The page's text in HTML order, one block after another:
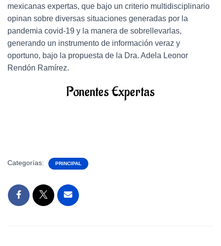
mexicanas expertas, que bajo un criterio multidisciplinario
opinan sobre diversas situaciones generadas por la
pandemia covid-19 y la manera de sobrellevarlas,
generando un instrumento de información veraz y
oportuno, bajo la propuesta de la Dra. Adela Leonor
Rendón Ramírez.
Ponentes Expertas
Categorías: PRINCIPAL